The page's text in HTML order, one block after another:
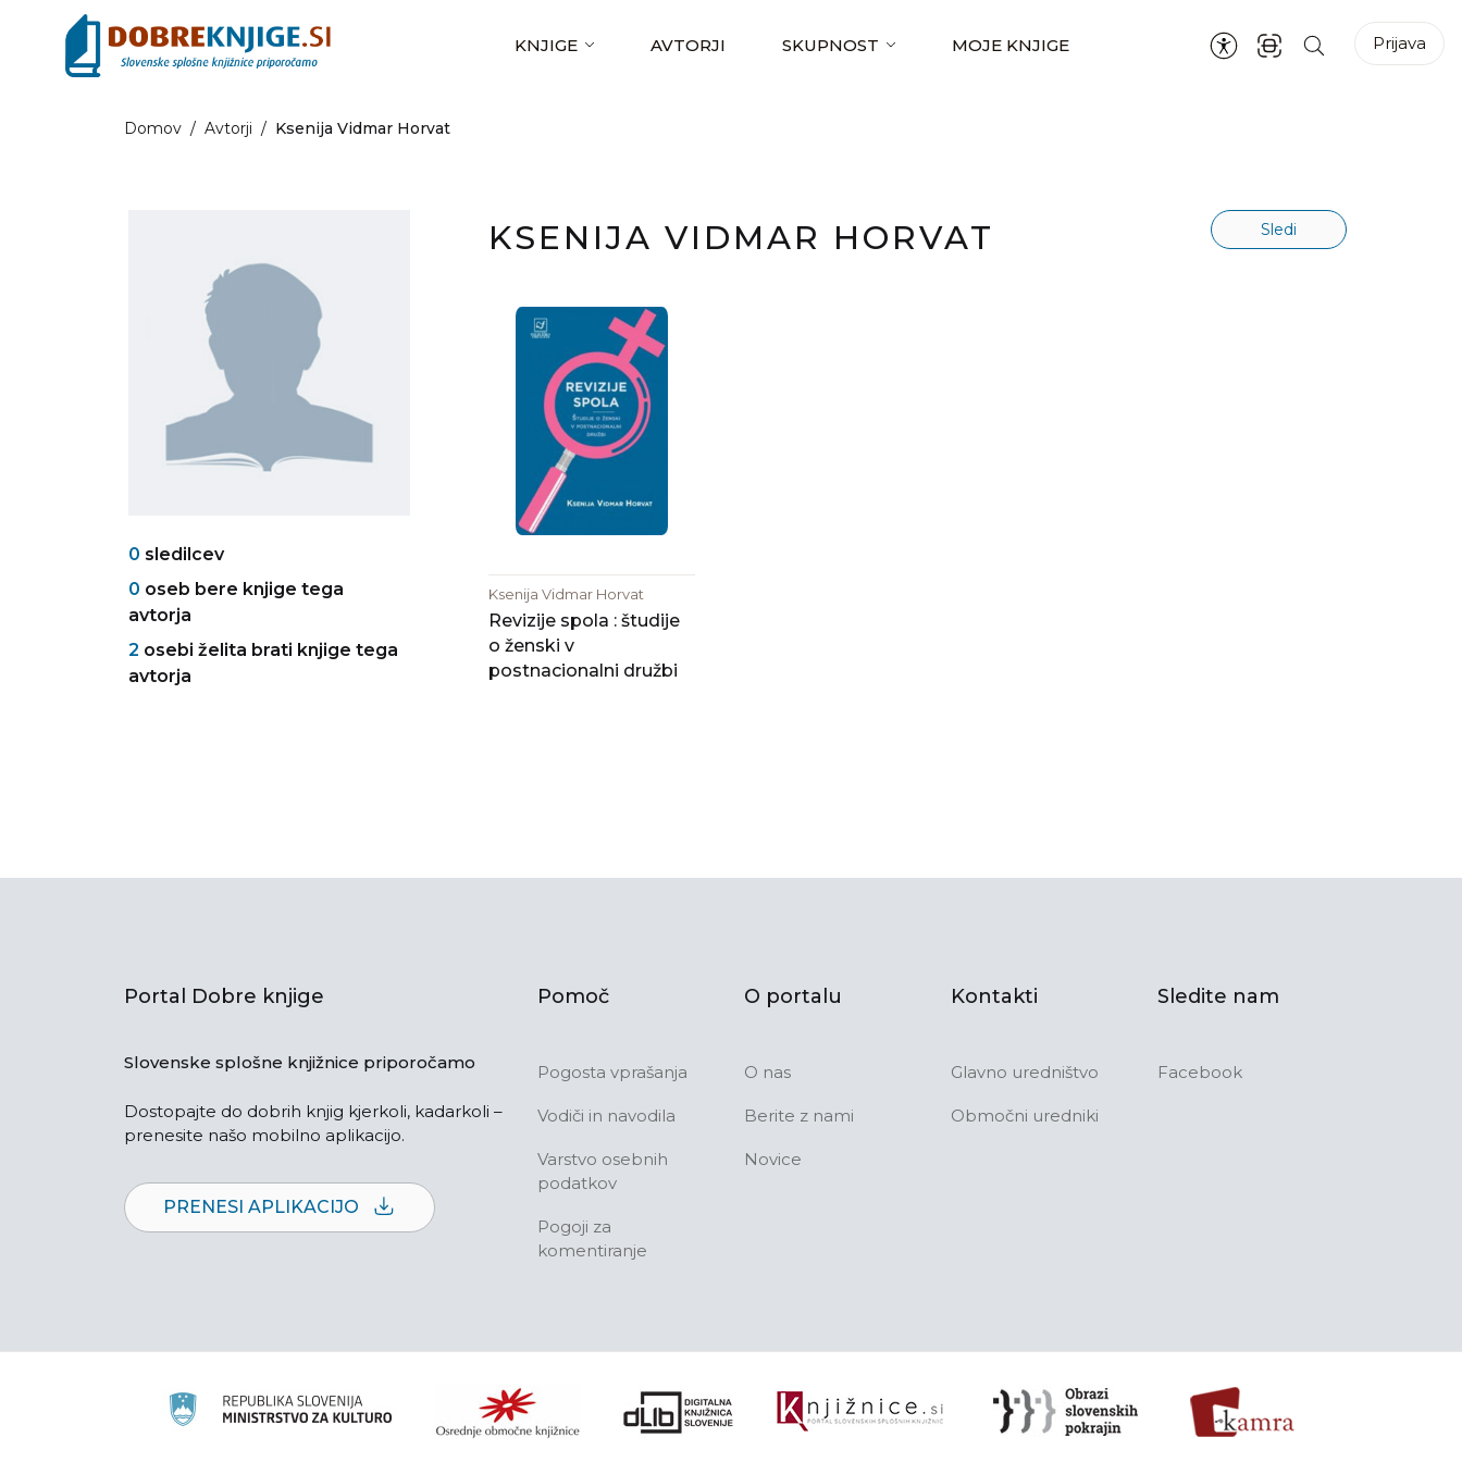
KNJIGE AVTORJI SKUPNOST MOJE KNJIGE Prijava
Domov / Avtorji / Ksenija Vidmar Horvat
0 sledilcev
0 oseb bere knjige tega
avtorja
2 osebi želita brati knjige tega
avtorja
KSENIJA VIDMAR HORVAT Sledi
Ksenija Vidmar Horvat
Revizije spola : študije
o ženski v
postnacionalni družbi
Portal Dobre knjige
Slovenske splošne knjižnice priporočamo
Dostopajte do dobrih knjig kjerkoli, kadarkoli –
prenesite našo mobilno aplikacijo.
PRENESI APLIKACIJO
Pomoč
Pogosta vprašanja
Vodiči in navodila
Varstvo osebnih
podatkov
Pogoji za
komentiranje
O portalu
O nas
Berite z nami
Novice
Kontakti
Glavno uredništvo
Območni uredniki
Sledite nam
Facebook